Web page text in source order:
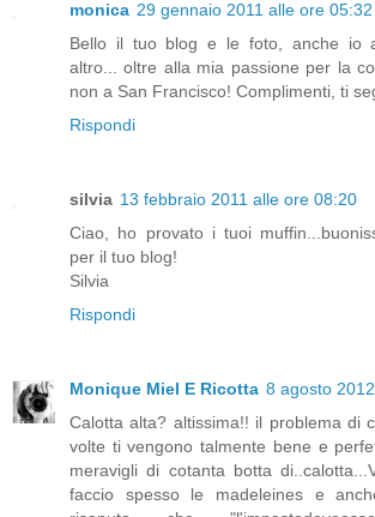
monica 29 gennaio 2011 alle ore 05:32
Bello il tuo blog e le foto, anche io
altro... oltre alla mia passione per la
non a San Francisco! Complimenti, ti
Rispondi
silvia 13 febbraio 2011 alle ore 08:20
Ciao, ho provato i tuoi
per il tuo blog!
Silvia
Rispondi
Monique Miel E Ricotta 8 agosto
Calotta alta? altissima!! il problema di
volte ti vengono talmente bene e
meravigli di cotanta botta
faccio spesso le madeleines e